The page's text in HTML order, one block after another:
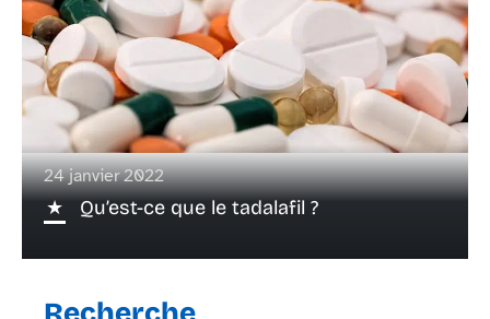
24 janvier 2022
Qu’est-ce que le tadalafil ?